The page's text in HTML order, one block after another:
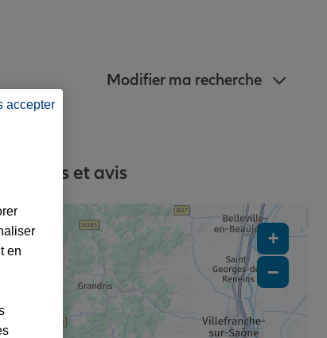
Modifier ma recherche
et avis
+
−
accepter
en